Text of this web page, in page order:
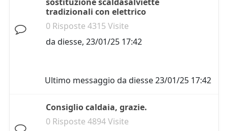
tradizionali con elettrico
0 Risposte 4315 Visite
da diesse, 23/01/25 17:42
Ultimo messaggio da diesse23/01/25 17:42
Consiglio caldaia, grazie.
0 Risposte 4894 Visite